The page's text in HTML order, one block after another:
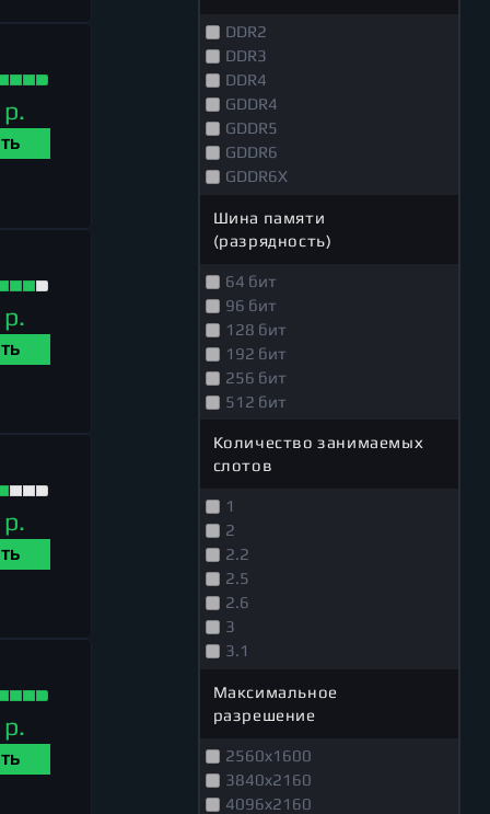
DDR2
DDR3
DDR4
GDDR4
GDDR5
GDDR6
GDDR6X
Шина памяти
(разрядность)
64 бит
96 бит
128 бит
192 бит
256 бит
512 бит
Количество занимаемых
слотов
1
2
2.2
2.5
2.6
3
3.1
Максимальное
разрешение
2560x1600
3840x2160
4096x2160